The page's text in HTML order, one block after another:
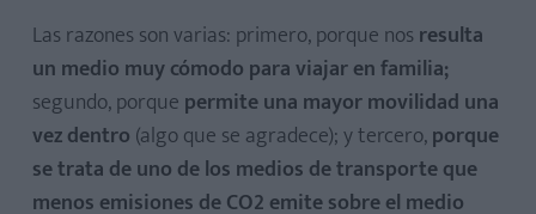
Las razones son varias: primero, porque nos resulta
un medio muy cómodo para viajar en familia;
segundo, porque permite una mayor movilidad una
vez dentro (algo que se agradece); y tercero,porque
se trata de uno de los medios de transporte que
menos emisiones de CO2 emite sobre el medio